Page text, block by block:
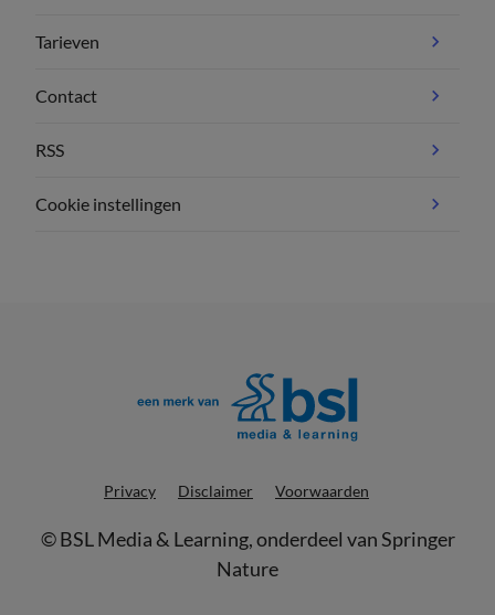
Tarieven
Contact
RSS
Cookie instellingen
Privacy Disclaimer Voorwaarden
©BSL Media & Learning, onderdeel vanSpringer
Nature